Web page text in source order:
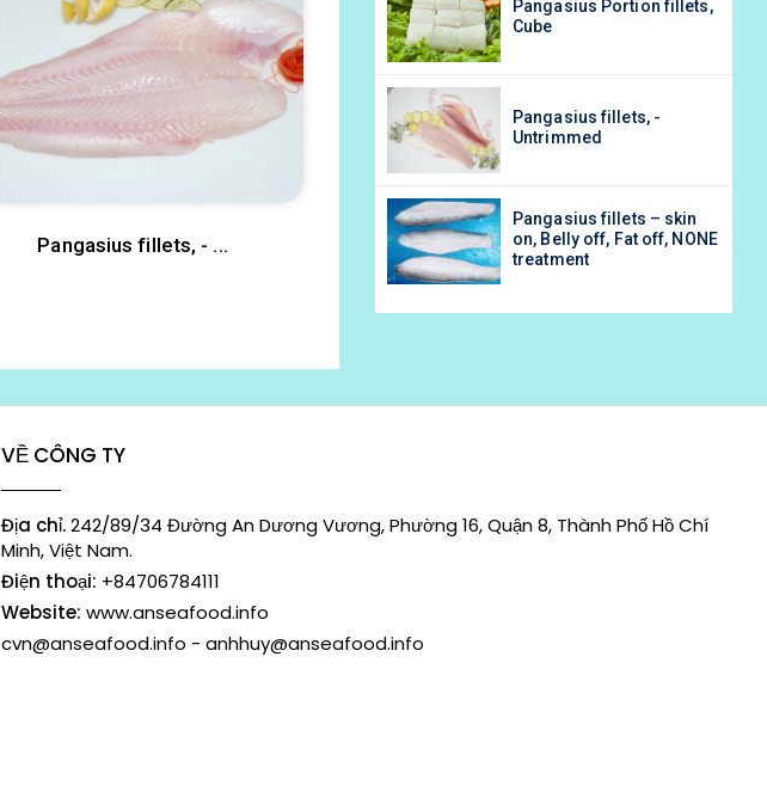
Pangasius fillets, - ...
Pangasius Portion fillets,
Pangasius fillets, -
Untrimmed
on, Belly off, Fat off, NONE
treatment
Pangasius Portion fillets,
Cube
Pangasius fillets, -
Untrimmed
Pangasius fillets – skin
on, Belly off, Fat off, NONE
treatment
VỀ CÔNG TY
Địa chỉ.242/89/34 Đường An Dương Vương, Phường 16, Quận 8, Thành Phố Hồ Chí
Minh, Việt Nam.
Điện thoại: +84706784111
Website: www.anseafood.info
cvn@anseafood.info - anhhuy@anseafood.info